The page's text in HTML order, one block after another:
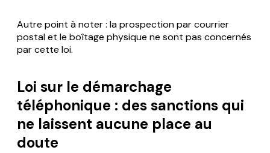
Autre point à noter : la prospection par courrier
postal et le boîtage physique ne sont pas concernés
par cette loi.
Loi sur le démarchage
téléphonique : des sanctions qui
ne laissent aucune place au
doute